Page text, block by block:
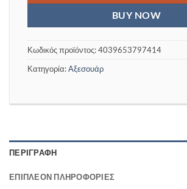
BUY NOW
Κωδικός προϊόντος:4039653797414
Κατηγορία:Αξεσουάρ
ΠΕΡΙΓΡΑΦΉ
ΕΠΙΠΛΈΟΝ ΠΛΗΡΟΦΟΡΊΕΣ